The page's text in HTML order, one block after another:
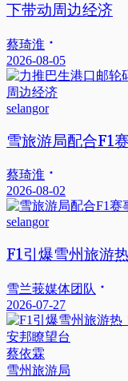
下带动周边经济
蔡琦淮
2026-08-05
selangor
雪旅游局配合F1
蔡琦淮
2026-08-02
selangor
F1引爆雪州旅游
雪兰莪媒体团队
2026-07-27
安邦瞭望台
蔡依霖
雪州旅游局